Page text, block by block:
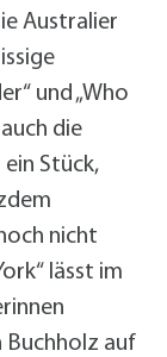
Australier
und „Who
die
ein Stück,
nicht
lässt im
Buchholz auf